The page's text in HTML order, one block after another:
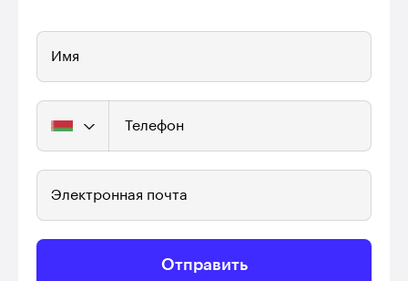
Имя
Телефон
Электронная почта
Отправить